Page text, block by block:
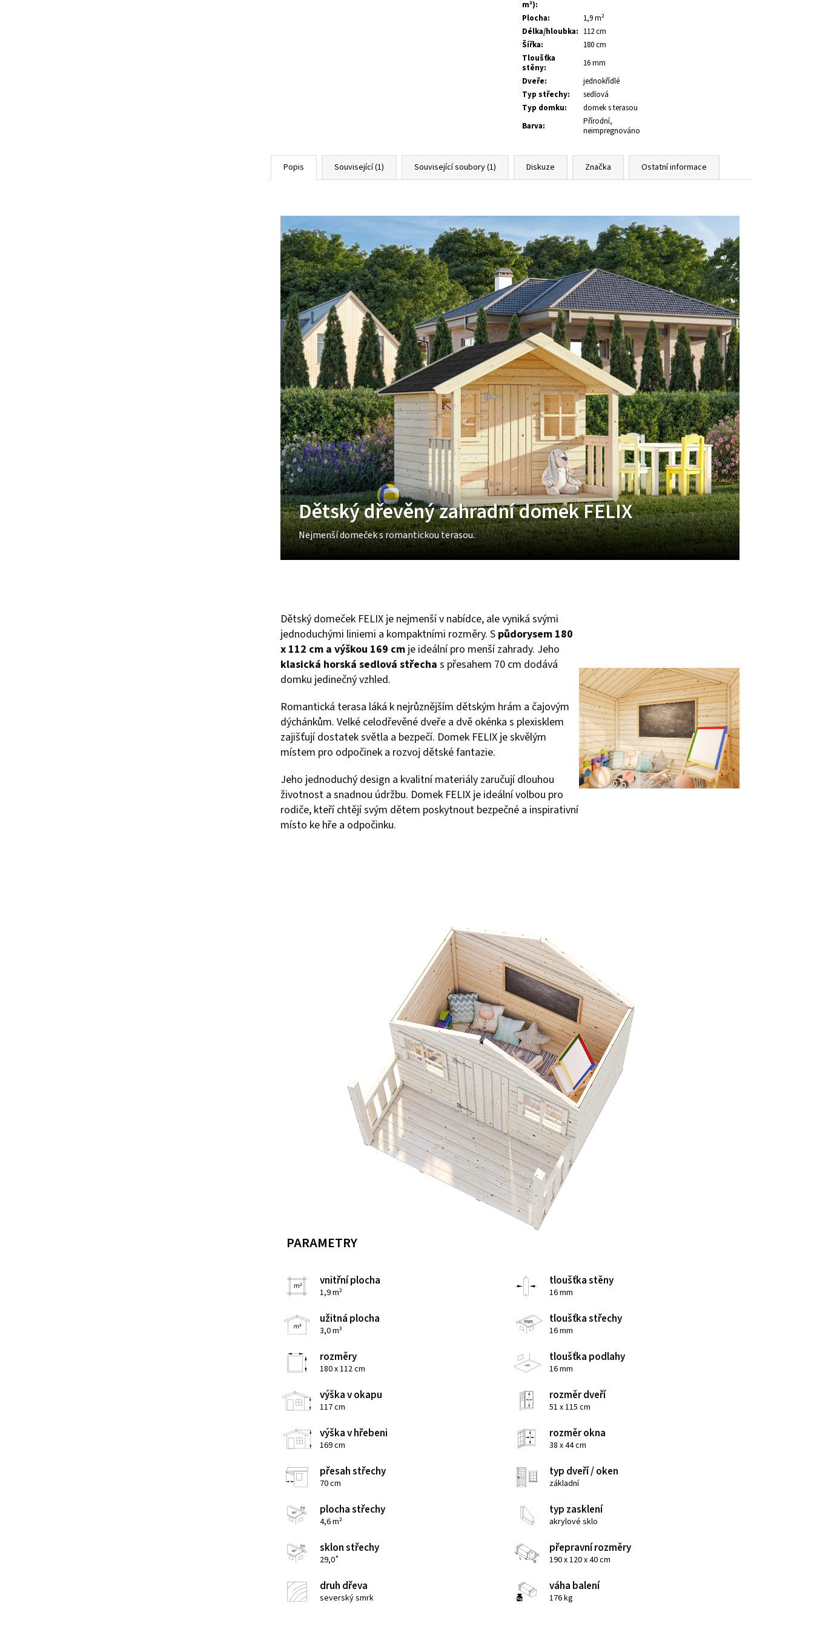
m²):
Plocha:
1,9 m²
Délka/hloubka: 112 cm
Šířka:
180 cm
Tloušťka
stěny:
16 mm
Dveře:
jednokřídlé
Typ střechy:
sedlová
Typ domku:
domek s terasou
Barva:
Přírodní,
neimpregnováno
Popis Související (1) Související soubory (1) Diskuze Značka Ostatní informace
Dětský dřevěný zahradní domek FELIX
Nejmenší domeček s romantickou terasou.
Dětský domeček FELIX je nejmenší v nabídce, ale vyniká svými
jednoduchými liniemi a kompaktními rozměry. S půdorysem 180
x 112 cm a výškou 169 cm je ideální pro menší zahrady. Jeho
klasická horská sedlová střecha s přesahem 70 cm dodává
domku jedinečný vzhled.
Romantická terasa láká k nejrůznějším dětským hrám a čajovým
dýchánkům. Velké celodřevěné dveře a dvě okénka s plexisklem
zajišťují dostatek světla a bezpečí. Domek FELIX je skvělým
místem pro odpočinek a rozvoj dětské fantazie.
Jeho jednoduchý design a kvalitní materiály zaručují dlouhou
životnost a snadnou údržbu. Domek FELIX je ideální volbou pro
rodiče, kteří chtějí svým dětem poskytnout bezpečné a inspirativní
místo ke hře a odpočinku.
PARAMETRY
vnitřní plocha
1,9 m²
tloušťka stěny
16 mm
užitná plocha
3,0 m³
tloušťka střechy
16 mm
rozměry
180 x 112 cm
tloušťka podlahy
16 mm
výška v okapu
117 cm
rozměr dveří
51 x 115 cm
výška v hřebeni
169 cm
rozměr okna
38 x 44 cm
přesah střechy
70 cm
typ dveří / oken
základní
plocha střechy
4,6 m²
typ zasklení
akrylové sklo
sklon střechy
29,0˚
přepravní rozměry
190 x 120 x 40 cm
druh dřeva
severský smrk
váha balení
176 kg